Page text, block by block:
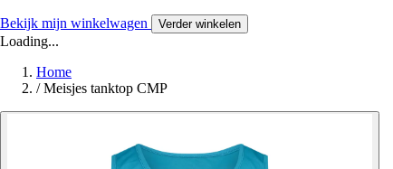
Bekijk mijn winkelwagen Verder winkelen
Loading...
Home
/ Meisjes tanktop CMP